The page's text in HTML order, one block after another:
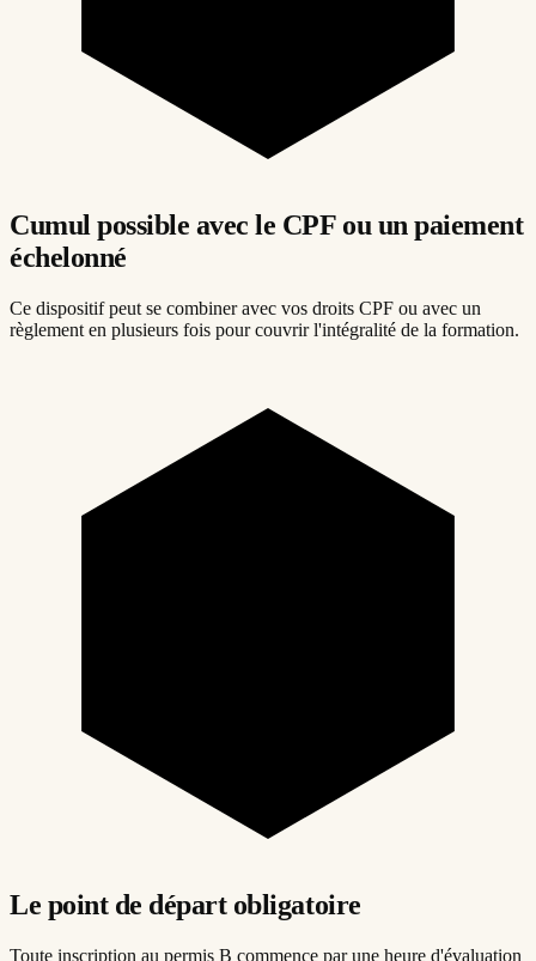
Cumul possible avec le CPF ou un paiement
échelonné
Ce dispositif peut se combiner avec vos droits CPF ou avec un
règlement en plusieurs fois pour couvrir l'intégralité de la formation.
Le point de départ obligatoire
Toute inscription au permis B commence par une heure d'évaluation